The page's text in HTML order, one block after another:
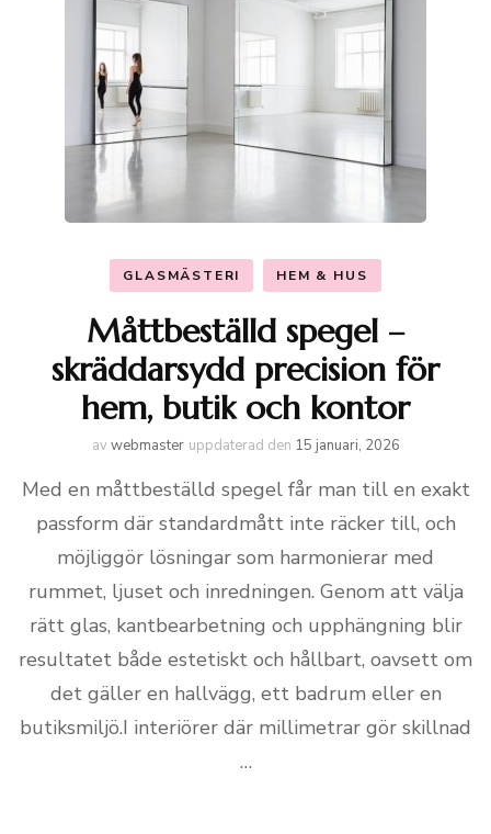
GLASMÄSTERI HEM & HUS
Måttbeställd spegel –
skräddarsydd precision för
hem, butik och kontor
avwebmaster uppdaterad den 15 januari, 2026
Med en måttbeställd spegel får man till en exakt
passform där standardmått inte räcker till, och
möjliggör lösningar som harmonierar med
rummet, ljuset och inredningen. Genom att välja
rätt glas, kantbearbetning och upphängning blir
resultatet både estetiskt och hållbart, oavsett om
det gäller en hallvägg, ett badrum eller en
butiksmiljö.I interiörer där millimetrar gör skillnad
…